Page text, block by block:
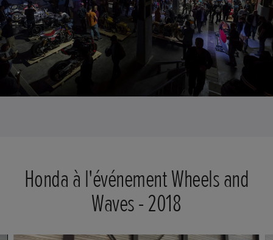
Honda à l'événement Wheels and
Waves - 2018